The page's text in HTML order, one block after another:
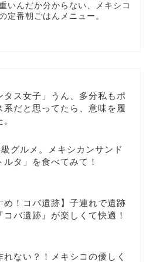
いんだか分からない、メキシコ
定番朝ごはんメニュー。
タス女子」うん、多分私もポ
系だと思ってたら、意味を履
グルメ。メキシカンサンド
ルタ」を食べてみて！
め！コバ遺跡】子連れで遺跡
コバ遺跡』が楽しくて快適！
れない？！メキシコの優しく